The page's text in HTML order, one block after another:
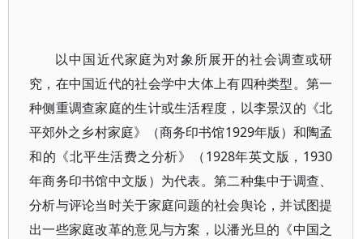
以中国近代家庭为对象所展开的社会调查或研
究，在中国近代的社会学中大体上有四种类型。第一
种侧重调查家庭的生计或生活程度，以李景汉的《北
平郊外之乡村家庭》（商务印书馆1929年版）和陶孟
和的《北平生活费之分析》（1928年英文版，1930
年商务印书馆中文版）为代表。第二种集中于调查、
分析与评论当时关于家庭问题的社会舆论，并试图提
出一些家庭改革的意见与方案，以潘光旦的《中国之